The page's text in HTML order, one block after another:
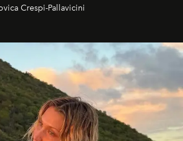
Orari, città favorite e regole per
Crespi-Pallavicini